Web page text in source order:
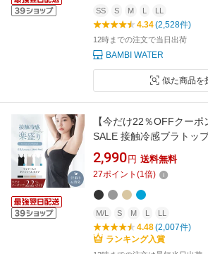
SS S M L LL
4.34(2,528件)
12時までの注文で当日出荷
BAMBI WATER
似た商品を
【今だけ22％OFFクー
SALE 接触冷感ブラトッ
ッド付深V型《BRAmone
トップ ブラキャミ キャ
カップ付き 盛れる 汗取
ナー カップ付きキャミソ
2,990 円 送料無料
27ポイント (1倍)
M/L S M L LL
4.48(2,007件)
ランキング入賞